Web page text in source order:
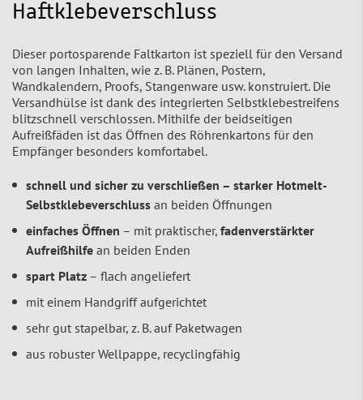
Haftklebeverschluss
Dieser portosparende Faltkarton ist speziell für den Versand
von langen Inhalten, wie z. B. Plänen, Postern,
Wandkalendern, Proofs, Stangenware usw. konstruiert. Die
Versandhülse ist dank des integrierten Selbstklebestreifens
blitzschnell verschlossen. Mithilfe der beidseitigen
Aufreißfäden ist das Öffnen des Röhrenkartons für den
Empfänger besonders komfortabel.
schnell und sicher zu verschließen – starker Hotmelt-
Selbstklebeverschluss an beiden Öffnungen
einfaches Öffnen – mit praktischer, fadenverstärkter
Aufreißhilfe an beiden Enden
spart Platz – flach angeliefert
mit einem Handgriff aufgerichtet
sehr gut stapelbar, z. B. auf Paketwagen
aus robuster Wellpappe, recyclingfähig